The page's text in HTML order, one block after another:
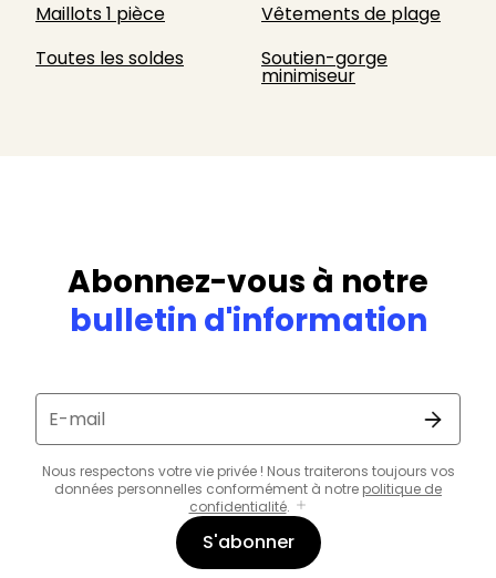
Maillots 1 pièce
Vêtements de plage
Toutes les soldes
Soutien-gorge
minimiseur
Abonnez-vous à notre
bulletin d'information
E-mail
Nous respectons votre vie privée ! Nous traiterons toujours vos
données personnelles conformément à notre politique de
confidentialité.
S'abonner